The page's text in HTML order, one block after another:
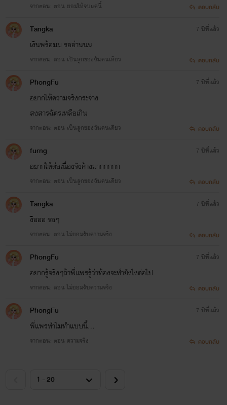
จากตอน: ตอน ยอมให้จบแค่นี้ ตอบกลับ
Tangka
เงินพร้อมม รออ่านนน
จากตอน: ตอน เป็นลูกของฉันคนเดียว
7 ปีที่แล้ว
ตอบกลับ
PhongFu
อยากให้ความจริงกระจ่าง
สงสารฉัตรเหลือเกิน
จากตอน: ตอน เป็นลูกของฉันคนเดียว
7 ปีที่แล้ว
ตอบกลับ
furng
อยากให้ต่อเนื่องจังค้างมากกกกก
จากตอน: ตอน เป็นลูกของฉันคนเดียว
7 ปีที่แล้ว
ตอบกลับ
Tangka
งือออ รอๆ
จากตอน: ตอน ไม่ยอมรับความจริง
7 ปีที่แล้ว
ตอบกลับ
PhongFu
อยากรู้จริงๆถ้าพี่แพรรู้ว่าท้องจะทำยังไงต่อไป
จากตอน: ตอน ไม่ยอมรับความจริง
7 ปีที่แล้ว
ตอบกลับ
PhongFu
พี่แพรทำไมทำแบบนี้...
จากตอน: ตอน ความจริง
7 ปีที่แล้ว
ตอบกลับ